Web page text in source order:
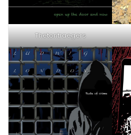
Thetontraegers